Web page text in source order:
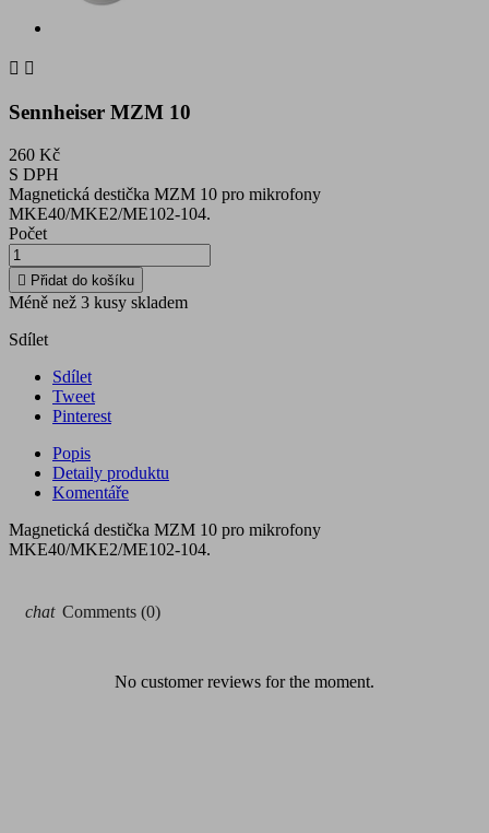
 
Sennheiser MZM 10
260 Kč
S DPH
Magnetická destička MZM 10 pro mikrofony
MKE40/MKE2/ME102-104.
Počet
 Přidat do košíku
Méně než 3 kusy skladem
Sdílet
Sdílet
Tweet
Pinterest
Popis
Detaily produktu
Komentáře
Magnetická destička MZM 10 pro mikrofony
MKE40/MKE2/ME102-104.
chat Comments (0)
No customer reviews for the moment.